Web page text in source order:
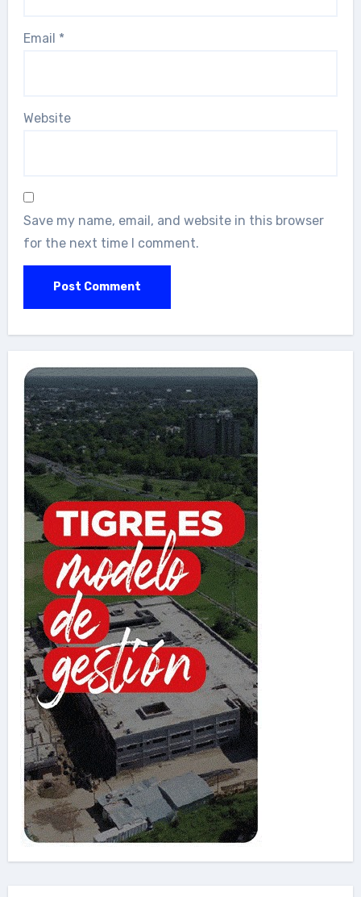
Email *
Website
Save my name, email, and website in this browser
for the next time I comment.